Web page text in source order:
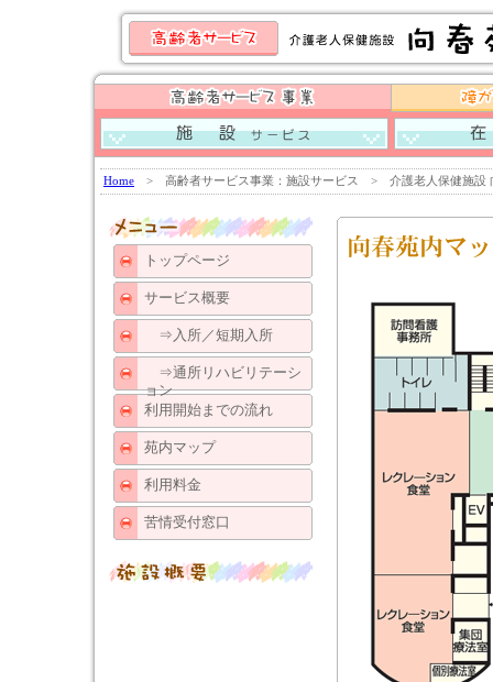
介護老人保健施設 向春苑
ケアハウス偕老苑
グループホーム清陽
グループホーム清陽「すえひろ」
訪問
小規
Home > 高齢者サービス事業：施設サービス > 介護老人保健施設
トップページ
サービス概要
⇒入所／短期入所
⇒通所リハビリテーシ
ョン
利用開始までの流れ
苑内マップ
利用料金
苦情受付窓口